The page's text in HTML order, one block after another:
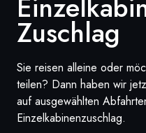
Vereinigtes
und Nordirland)
USA
Deutschland
Zuschlag
Sie reisen alleine oder
teilen? Dann haben wir
auf ausgewählten
Einzelkabinenzuschlag.